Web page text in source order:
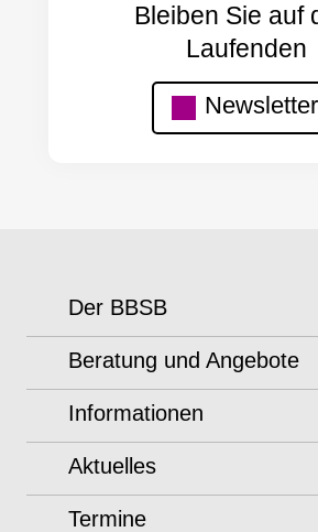
Bleiben Sie auf
Laufenden
Newsletter
Der BBSB
Beratung und Angebote
Informationen
Aktuelles
Termine